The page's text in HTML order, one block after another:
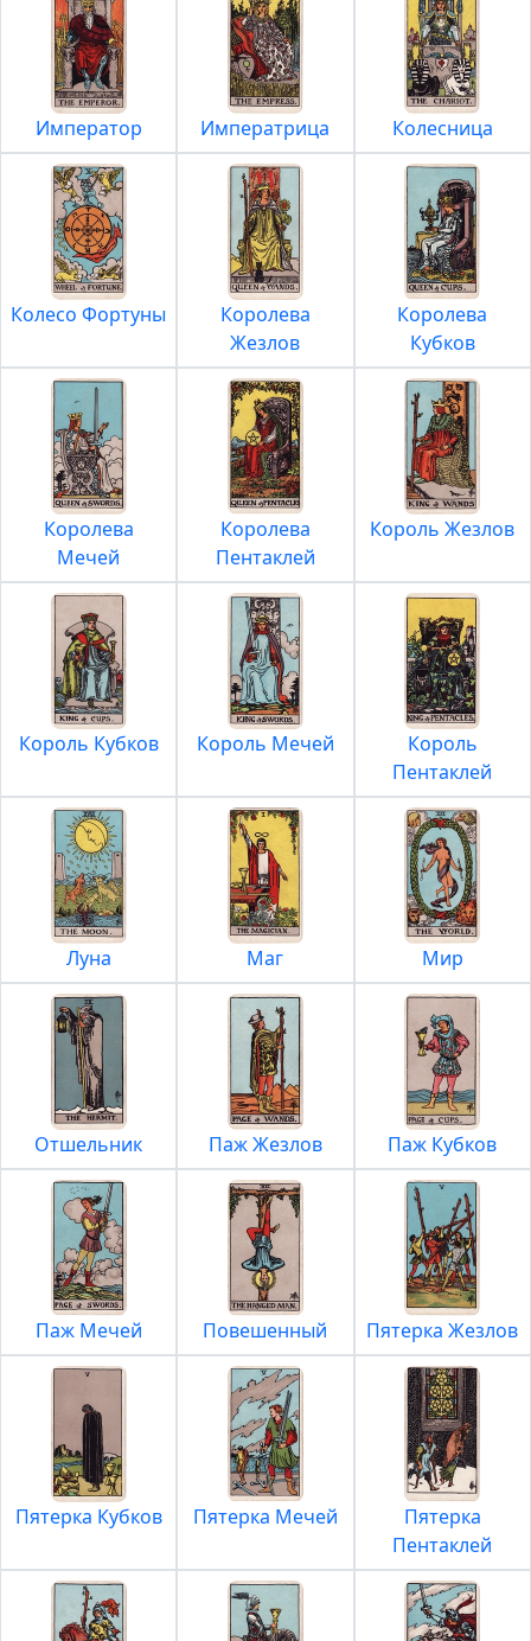
Император Императрица Колесница
Колесо Фортуны
Королева
Жезлов
Королева
Кубков
Королева
Мечей
Королева
Пентаклей
Король Жезлов
Король Кубков Король Мечей
Король
Пентаклей
Луна Маг Мир
Отшельник Паж Жезлов Паж Кубков
Паж Мечей Повешенный Пятерка Жезлов
Пятерка Кубков Пятерка Мечей
Пятерка
Пентаклей